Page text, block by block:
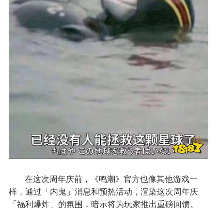
在这次周年庆前，《鸣潮》官方也像其他游戏一
样，通过「内鬼」消息和预热活动，渲染这次周年庆
「福利爆炸」的氛围，暗示将为玩家推出重磅回馈。